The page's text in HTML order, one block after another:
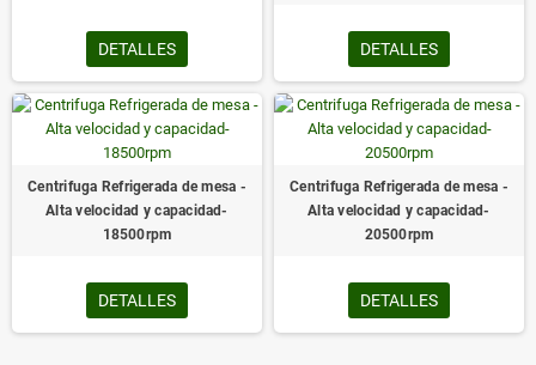
DETALLES DETALLES
Centrifuga Refrigerada de mesa -
Alta velocidad y capacidad-
18500rpm
DETALLES
Centrifuga Refrigerada de mesa -
Alta velocidad y capacidad-
20500rpm
DETALLES